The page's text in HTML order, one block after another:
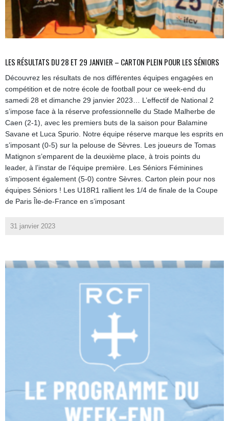
LES RÉSULTATS DU 28 ET 29 JANVIER – CARTON PLEIN POUR LES SÉNIORS
Découvrez les résultats de nos différentes équipes engagées en
compétition et de notre école de football pour ce week-end du
samedi 28 et dimanche 29 janvier 2023… L’effectif de National 2
s’impose face à la réserve professionnelle du Stade Malherbe de
Caen (2-1), avec les premiers buts de la saison pour Balamine
Savane et Luca Spurio. Notre équipe réserve marque les esprits en
s’imposant (0-5) sur la pelouse de Sèvres. Les joueurs de Tomas
Matignon s’emparent de la deuxième place, à trois points du
leader, à l’instar de l’équipe première. Les Séniors Féminines
s’imposent également (5-0) contre Sèvres. Carton plein pour nos
équipes Séniors ! Les U18R1 rallient les 1/4 de finale de la Coupe
de Paris Île-de-France en s’imposant
31 janvier 2023